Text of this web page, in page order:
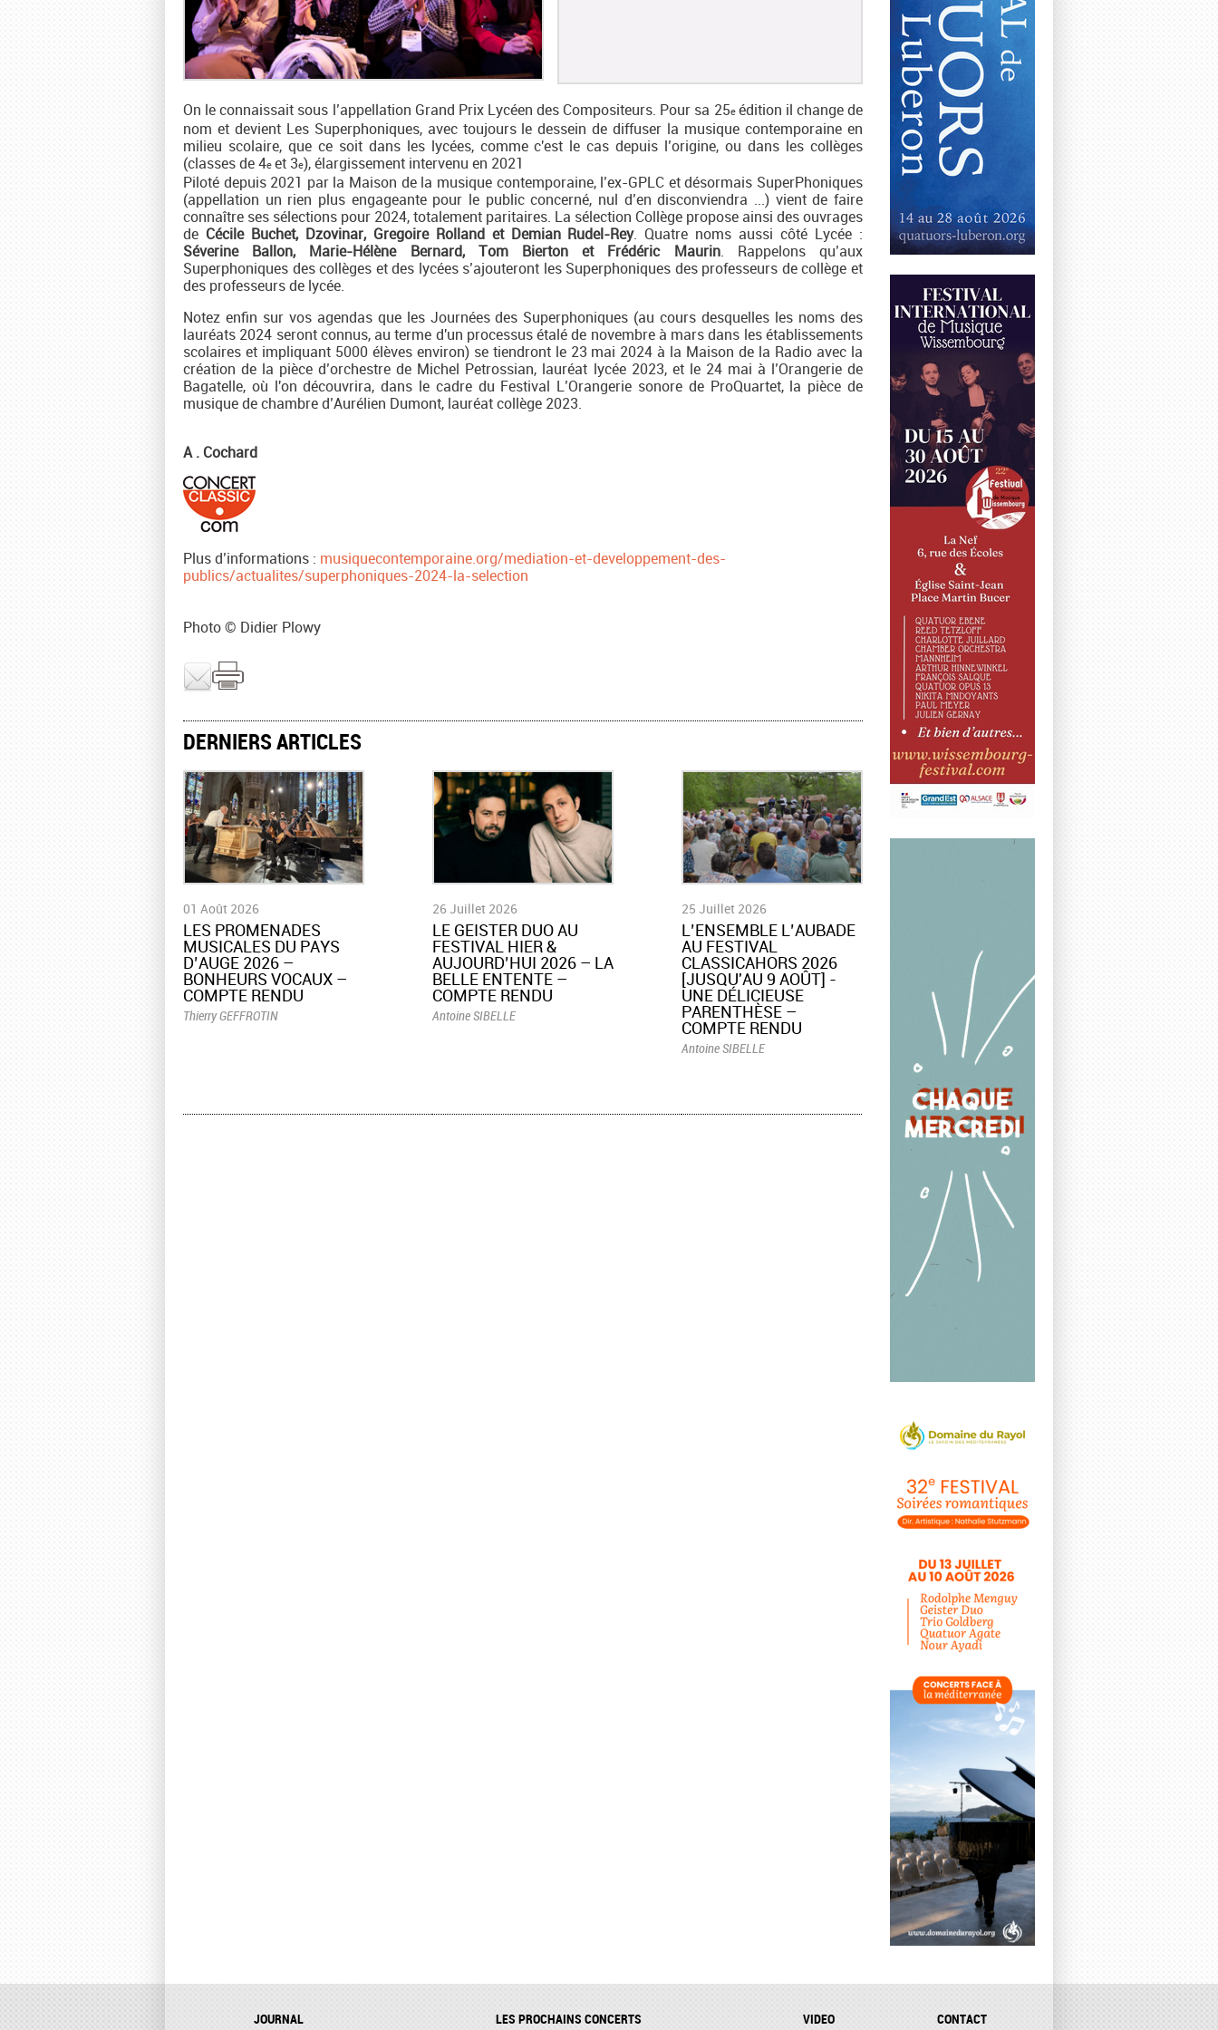
On le connaissait sous l’appellation Grand Prix Lycéen des Compositeurs. Pour sa 25e édition il change de
nom et devient Les Superphoniques, avec toujours le dessein de diffuser la musique contemporaine en
milieu scolaire, que ce soit dans les lycées, comme c'est le cas depuis l’origine, ou dans les collèges
(classes de 4e et 3e), élargissement intervenu en 2021
Piloté depuis 2021 par la Maison de la musique contemporaine, l’ex-GPLC et désormais SuperPhoniques
(appellation un rien plus engageante pour le public concerné, nul d’en disconviendra ...) vient de faire
connaître ses sélections pour 2024, totalement paritaires. La sélection Collège propose ainsi des ouvrages
de Cécile Buchet, Dzovinar, Gregoire Rolland et Demian Rudel-Rey. Quatre noms aussi côté Lycée :
Séverine Ballon, Marie-Hélène Bernard, Tom Bierton et Frédéric Maurin. Rappelons qu’aux
Superphoniques des collèges et des lycées s’ajouteront les Superphoniques des professeurs de collège et
des professeurs de lycée.
Notez enfin sur vos agendas que les Journées des Superphoniques (au cours desquelles les noms des
lauréats 2024 seront connus, au terme d'un processus étalé de novembre à mars dans les établissements
scolaires et impliquant 5000 élèves environ) se tiendront le 23 mai 2024 à la Maison de la Radio avec la
création de la pièce d’orchestre de Michel Petrossian, lauréat lycée 2023, et le 24 mai à l’Orangerie de
Bagatelle, où l'on découvrira, dans le cadre du Festival L’Orangerie sonore de ProQuartet, la pièce de
musique de chambre d’Aurélien Dumont, lauréat collège 2023.
A . Cochard
Plus d’informations : musiquecontemporaine.org/mediation-et-developpement-des-
publics/actualites/superphoniques-2024-la-selection
Photo © Didier Plowy
DERNIERS ARTICLES
01 Août 2026
LES PROMENADES
MUSICALES DU PAYS
D’AUGE 2026 –
BONHEURS VOCAUX –
COMPTE RENDU
Thierry GEFFROTIN
26 Juillet 2026
LE GEISTER DUO AU
FESTIVAL HIER &
AUJOURD’HUI 2026 – LA
BELLE ENTENTE –
COMPTE RENDU
Antoine SIBELLE
25 Juillet 2026
L’ENSEMBLE L’AUBADE
AU FESTIVAL
CLASSICAHORS 2026
[JUSQU'AU 9 AOÛT] -
UNE DÉLICIEUSE
PARENTHÈSE –
COMPTE RENDU
Antoine SIBELLE
JOURNAL LES PROCHAINS CONCERTS VIDEO CONTACT